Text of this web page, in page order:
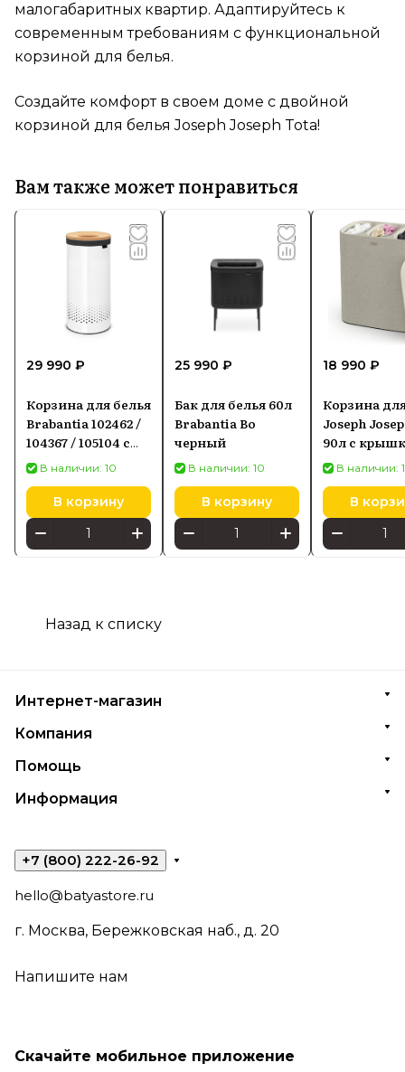
малогабаритных квартир. Адаптируйтесь к
современным требованиям с функциональной
корзиной для белья.
Создайте комфорт в своем доме с двойной
корзиной для белья Joseph Joseph Tota!
Вам также может понравиться
29 990 ₽
Корзина для белья
Brabantia 102462 /
104367 / 105104 с
крышкой,
60х30х70 см,
белый/
оранжевый
В наличии: 10
В корзину
25 990 ₽
Бак для белья 60л
Brabantia Bo
черный
В наличии: 10
В корзину
18 990 ₽
Корзина
Joseph
90л с
бежевая
В наличии:
В
Назад к списку
Интернет-магазин
Компания
Помощь
Информация
+7 (800) 222-26-92
hello@batyastore.ru
г. Москва, Бережковская наб., д. 20
Напишите нам
Скачайте мобильное приложение